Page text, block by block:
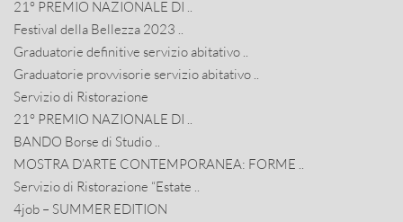
21° PREMIO NAZIONALE DI ..
Festival della Bellezza 2023 ..
Graduatorie definitive servizio abitativo ..
Graduatorie provvisorie servizio abitativo ..
Servizio di Ristorazione
21° PREMIO NAZIONALE DI ..
BANDO Borse di Studio ..
MOSTRA D’ARTE CONTEMPORANEA: FORME ..
Servizio di Ristorazione “Estate ..
4job – SUMMER EDITION